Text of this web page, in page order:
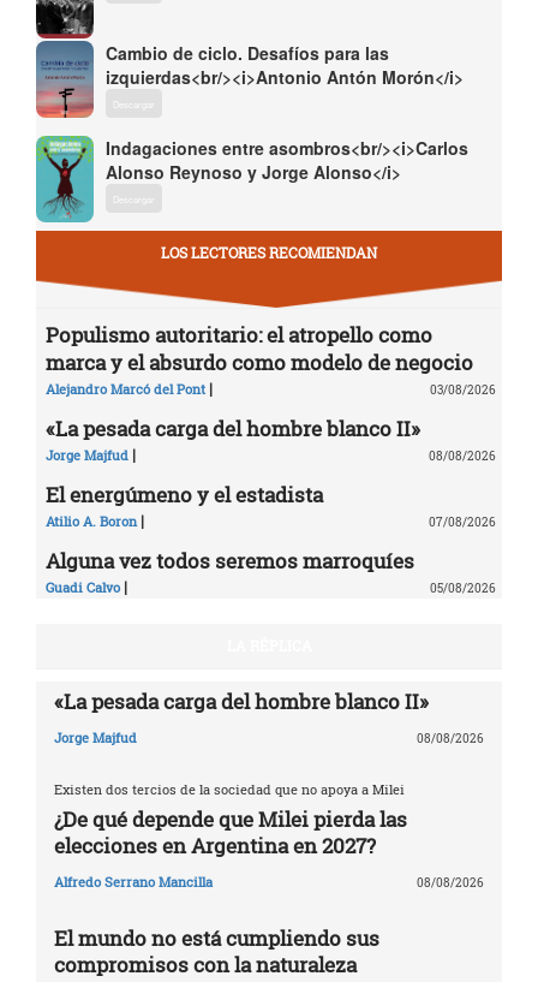
Cambio de ciclo. Desafíos para las
izquierdas<br/><i>Antonio Antón Morón</i>
Descargar
Indagaciones entre asombros<br/><i>Carlos
Alonso Reynoso y Jorge Alonso</i>
Descargar
LOS LECTORES RECOMIENDAN
Populismo autoritario: el atropello como
marca y el absurdo como modelo de negocio
Alejandro Marcó del Pont | 03/08/2026
«La pesada carga del hombre blanco II»
Jorge Majfud | 08/08/2026
El energúmeno y el estadista
Atilio A. Boron| 07/08/2026
Alguna vez todos seremos marroquíes
Guadi Calvo | 05/08/2026
«La pesada carga del hombre blanco II»
Jorge Majfud 08/08/2026
Existen dos tercios de la sociedad que no apoya a Milei
¿De qué depende que Milei pierda las
elecciones en Argentina en 2027?
Alfredo Serrano Mancilla 08/08/2026
El mundo no está cumpliendo sus
compromisos con la naturaleza